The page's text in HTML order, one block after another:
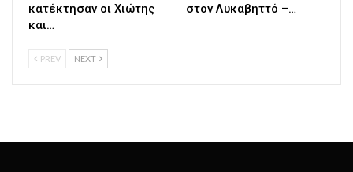
κατέκτησαν οι Χιώτης
και…
στον Λυκαβηττό –…
PREV NEXT